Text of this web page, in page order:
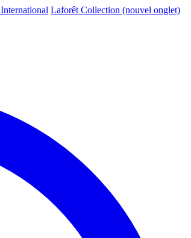
International Laforêt Collection (nouvel onglet)